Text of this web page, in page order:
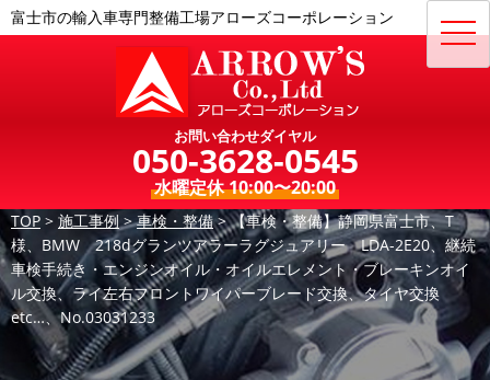
富士市の輸入車専門整備工場アローズコーポレーション
お問い合わせダイヤル
050-3628-0545
水曜定休 10:00〜20:00
TOP > 施工事例>車検・整備>【車検・整備】静岡県富士市、T
様、BMW 218dグランツアラーラグジュアリー LDA-2E20、継続
車検手続き・エンジンオイル・オイルエレメント・ブレーキンオイ
ル交換、ライ左右フロントワイパーブレード交換、タイヤ交換
etc…、No.03031233